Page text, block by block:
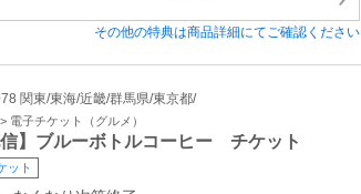
その他の特典は商品詳細にてご確認ください
関東/東海/近畿/群馬県/東京都/
電子チケット（グルメ）
信】ブルーボトルコーヒー チケット
ット